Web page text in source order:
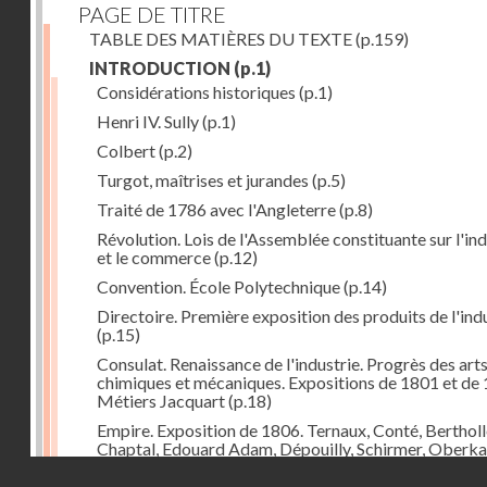
PAGE DE TITRE
TABLE DES MATIÈRES DU TEXTE(p.159)
INTRODUCTION (p.1)
Considérations historiques (p.1)
Henri IV. Sully(p.1)
Colbert(p.2)
Turgot, maîtrises et jurandes (p.5)
Traité de 1786 avec l'Angleterre(p.8)
Révolution. Lois de l'Assemblée constituante sur
et le commerce(p.12)
Convention. École Polytechnique(p.14)
Directoire. Première exposition des produits de
(p.15)
Consulat. Renaissance de l'industrie. Progrès des arts
chimiques et mécaniques. Expositions de 1801 et de
Métiers Jacquart(p.18)
Empire. Exposition de 1806. Ternaux, Conté,
Chaptal, Edouard Adam, Dépouilly, Schirmer,